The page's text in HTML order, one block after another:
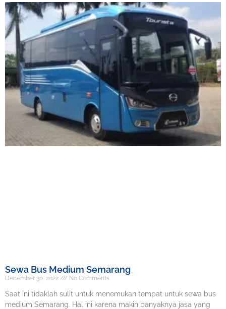
Sewa Bus Medium Semarang
December 30, 2022 No Comments
Saat ini tidaklah sulit untuk menemukan tempat untuk sewa bus
medium Semarang. Hal ini karena makin banyaknya jasa yang